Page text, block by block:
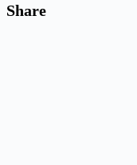
Share